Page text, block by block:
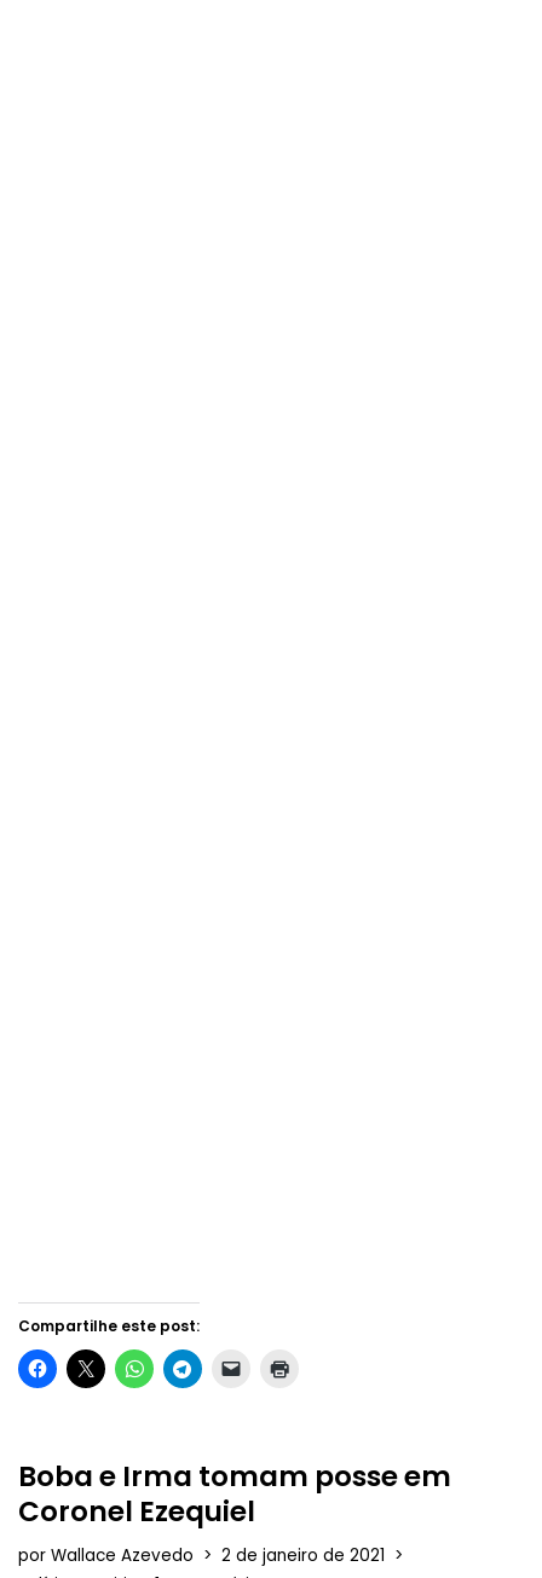
Compartilhe este post:
Boba e Irma tomam posse em
Coronel Ezequiel
por Wallace Azevedo
2 de janeiro de 2021